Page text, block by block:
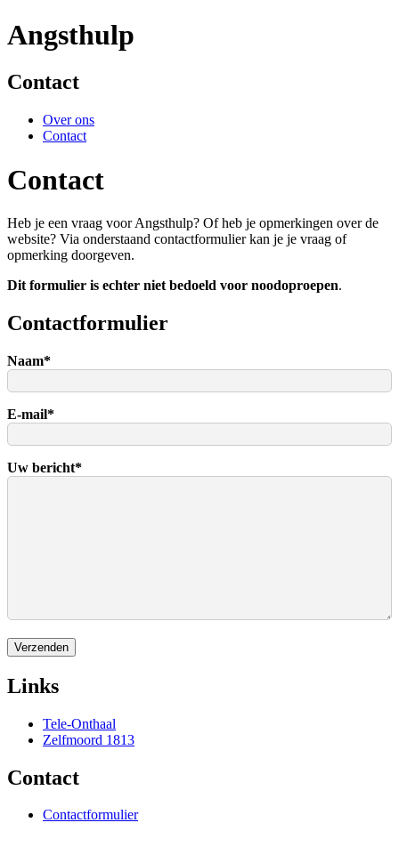
Angsthulp
Contact
Over ons
Contact
Contact
Heb je een vraag voor Angsthulp? Of heb je opmerkingen over de
website? Via onderstaand contactformulier kan je je vraag of
opmerking doorgeven.
Dit formulier is echter niet bedoeld voor noodoproepen.
Contactformulier
Naam*
E-mail*
Uw bericht*
Verzenden
Links
Tele-Onthaal
Zelfmoord 1813
Contact
Contactformulier